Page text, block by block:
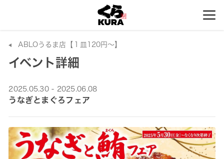
ABLOうるま店【１皿120円～】
イベント詳細
2025.05.30 - 2025.06.08
うなぎとまぐろフェア